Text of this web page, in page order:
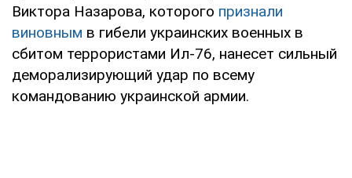
Виктора Назарова, которого признали
виновным в гибели украинских военных в
сбитом террористами Ил-76, нанесет сильный
деморализирующий удар по всему
командованию украинской армии.